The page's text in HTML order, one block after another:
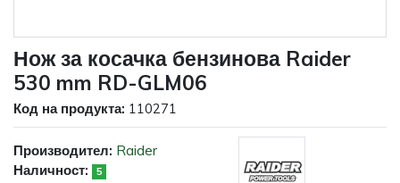
Нож за косачка бензинова Raider
530 mm RD-GLM06
Код на продукта: 110271
Производител: Raider
Наличност:
5